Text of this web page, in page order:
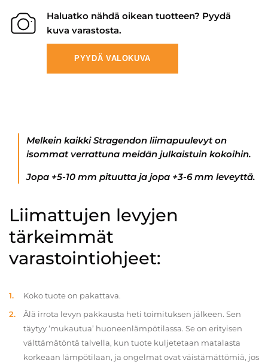
Haluatko nähdä oikean tuotteen? Pyydä
kuva varastosta.
PYYDÄ VALOKUVA
Melkein kaikki Stragendon liimapuulevyt on
isommat verrattuna meidän julkaistuin kokoihin.
Jopa +5-10 mm pituutta ja jopa +3-6 mm leveyttä.
Liimattujen levyjen
tärkeimmät
varastointiohjeet:
Koko tuote on pakattava.
Älä irrota levyn pakkausta heti toimituksen jälkeen. Sen
täytyy ‘mukautua’ huoneenlämpötilassa. Se on erityisen
välttämätöntä talvella, kun tuote kuljetetaan matalasta
korkeaan lämpötilaan, ja ongelmat ovat väistämättömiä, jos